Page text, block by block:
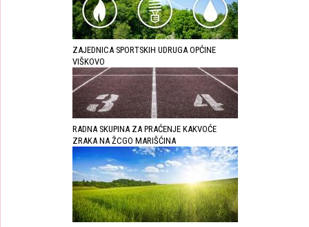
ZAJEDNICA SPORTSKIH UDRUGA OPĆINE
VIŠKOVO
RADNA SKUPINA ZA PRAĆENJE KAKVOĆE
ZRAKA NA ŽCGO MARIŠĆINA